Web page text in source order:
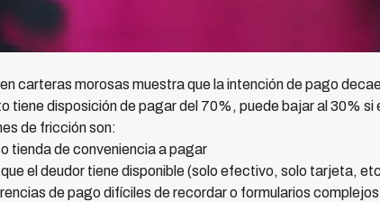
carteras morosas muestra que la intención de pago
tiene disposición de pagar del 70%, puede bajar al 30%
de fricción son:
tienda de conveniencia a pagar
el deudor tiene disponible (solo efectivo, solo tarjeta,
de pago difíciles de recordar o formularios complejos